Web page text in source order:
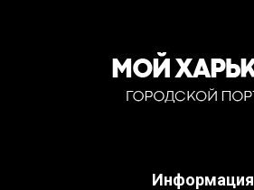
Информация